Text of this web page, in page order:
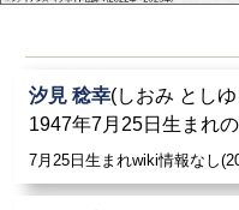
汐見 稔幸(しおみ とし
1947年7月25日生まれ
7月25日生まれwiki情報なし